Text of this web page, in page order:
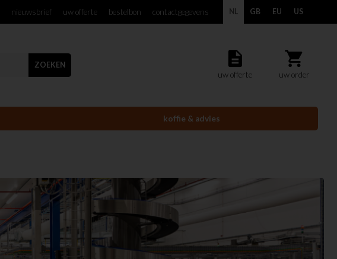
NL GB EU US
nieuwsbrief uw offerte bestelbon contactgegevens
description
uw offerte
shopping_cart
uw order
ZOEKEN
koffie & advies